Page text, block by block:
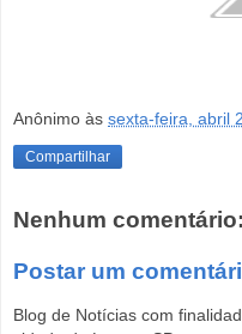
Anônimo às sexta-feira, abril
Compartilhar
Nenhum comentário:
Postar um
Blog de Notícias com